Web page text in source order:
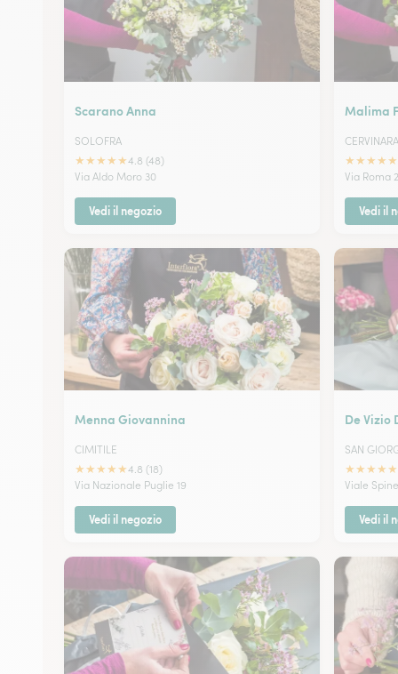
Scarano Anna
SOLOFRA
★★★★★4.8 (48)
Via Aldo Moro 30
Vedi il negozio
Malima
CERVINARA
★★★★★
Via Roma
Vedi il
Menna Giovannina
CIMITILE
★★★★★4.8 (18)
Via Nazionale Puglie 19
Vedi il negozio
De Vizio
SAN
★★★★★
Viale
Vedi il